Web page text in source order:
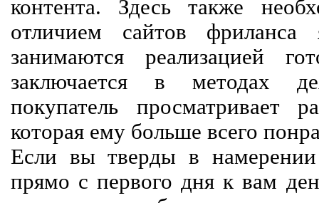
контента. Здесь также
отличием сайтов
занимаются реализацией
заключается в методах
покупатель просматривает
которая ему больше всего
Если вы тверды в
прямо с первого дня к вам